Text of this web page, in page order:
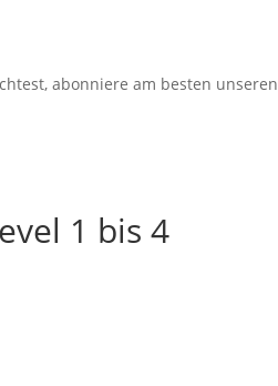
abonniere am besten unseren
1 bis 4